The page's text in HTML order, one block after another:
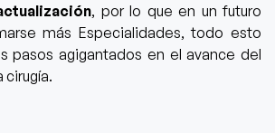
, por lo que en un futuro
más Especialidades, todo esto
pasos agigantados en el avance del
cirugía.